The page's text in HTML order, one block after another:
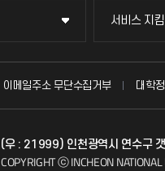
서비스 지
서비스 지킴
묻고 답하기
자주 묻는
이메일주소 무단수집거부 대학
(우 : 21999) 인천광역시 연수구
COPYRIGHT ⓒ INCHEON NATIONAL